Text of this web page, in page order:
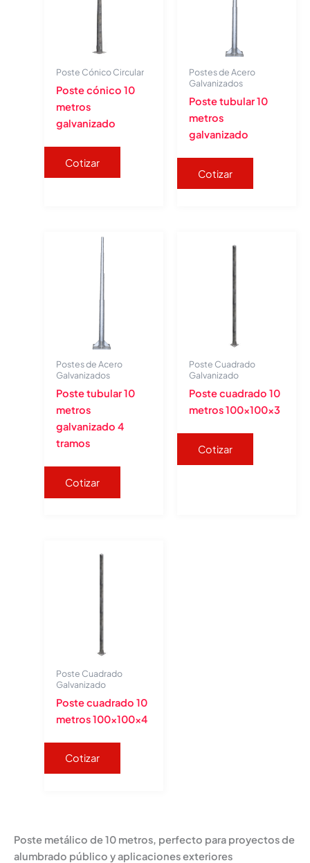
Poste Cónico Circular
Poste cónico 10
metros
galvanizado
Cotizar
Postes de Acero
Galvanizados
Poste tubular 10
metros
galvanizado
Cotizar
Postes de Acero
Galvanizados
Poste tubular 10
metros
galvanizado 4
tramos
Cotizar
Poste Cuadrado
Galvanizado
Poste cuadrado 10
metros 100x100x3
Cotizar
Poste Cuadrado
Galvanizado
Poste cuadrado 10
metros 100x100x4
Cotizar
Poste metálico de 10 metros, perfecto para proyectos de
alumbrado público y aplicaciones exteriores